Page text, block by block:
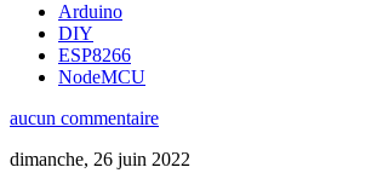
Arduino
DIY
ESP8266
NodeMCU
aucun commentaire
dimanche, 26 juin 2022